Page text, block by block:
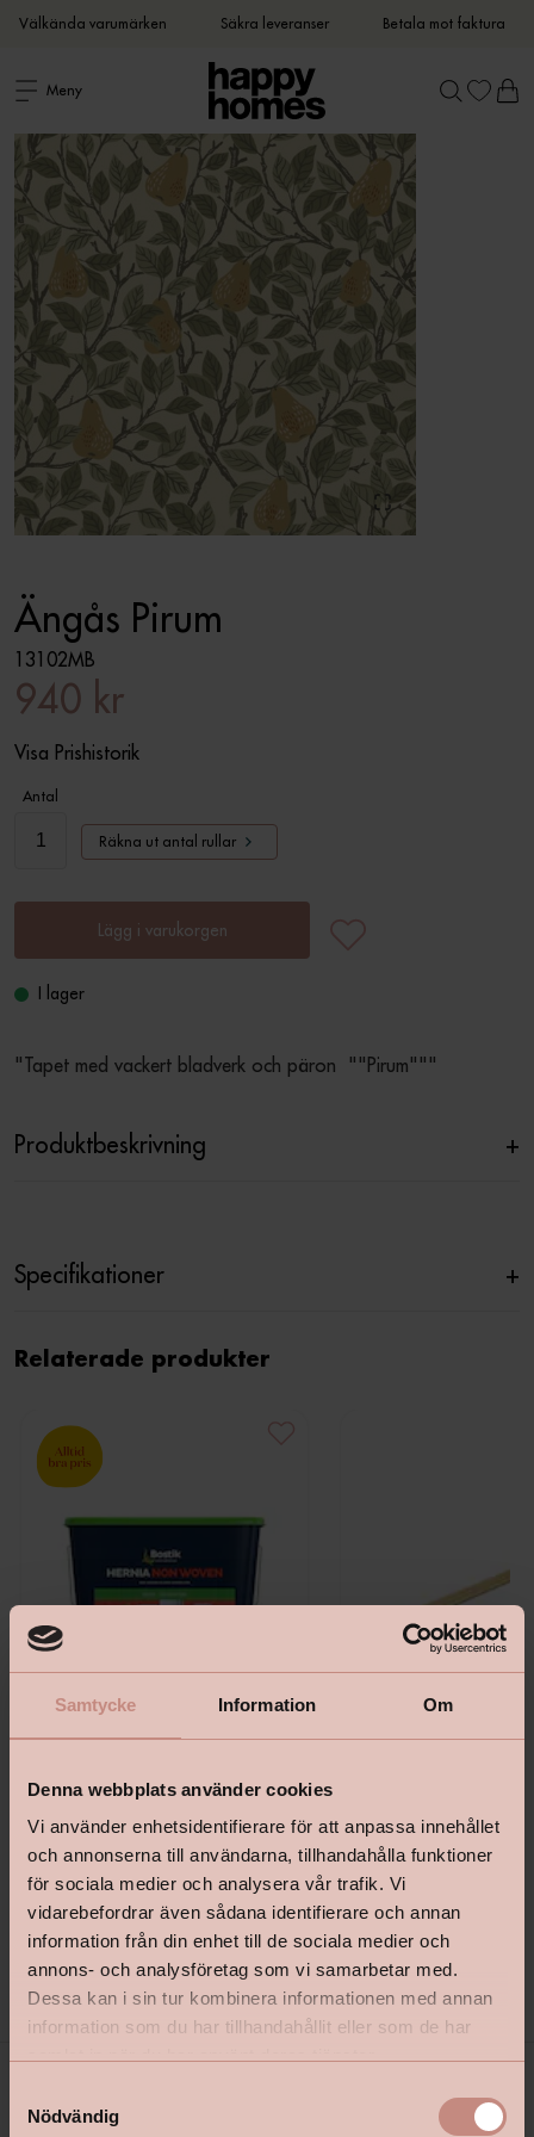
Samtycke Information Om
Denna webbplats använder cookies
Vi använder enhetsidentifierare för att anpassa innehållet
och annonserna till användarna, tillhandahålla funktioner
för sociala medier och analysera vår trafik. Vi
vidarebefordrar även sådana identifierare och annan
information från din enhet till de sociala medier och
annons- och analysföretag som vi samarbetar med.
Dessa kan i sin tur kombinera informationen med annan
information som du har tillhandahållit eller som de har
Nödvändig
Välkända varumärken Säkra leveranser Betala mot faktura
Meny
Ängås Pirum
13102MB
940 kr
Visa Prishistorik
Antal
Räkna ut antal rullar
Lägg i varukorgen
I lager
"Tapet med vackert bladverk och päron  ""Pirum"""
Produktbeskrivning +
Specifikationer +
Relaterade produkter
Bostik Hernia Non Wovenlim
Pris från Pris